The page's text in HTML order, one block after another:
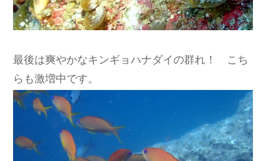
最後は爽やかなキンギョハナダイの群れ！ こち
らも激増中です。